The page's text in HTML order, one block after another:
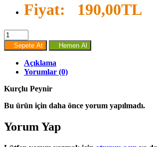
Fiyat: 190,00TL
Sepete At Hemen Al
Açıklama
Yorumlar (0)
Kurçlu Peynir
Bu ürün için daha önce yorum yapılmadı.
Yorum Yap